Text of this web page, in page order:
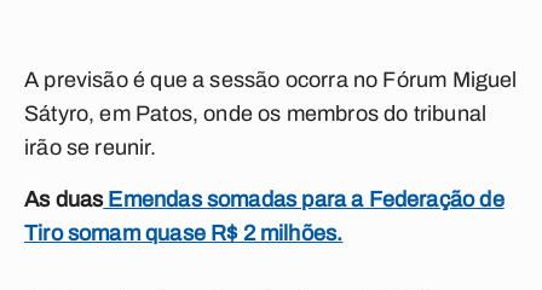
A previsão é que a sessão ocorra no Fórum Miguel
Sátyro, em Patos, onde os membros do tribunal
irão se reunir.
As duasEmendas somadas para a Federação de
Tiro somam quase R$ 2 milhões.